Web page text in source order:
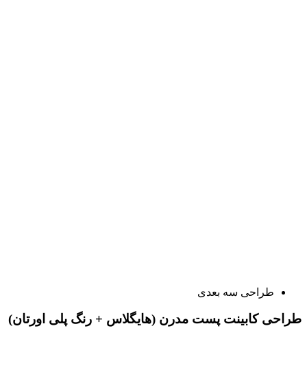
طراحی سه بعدی
طراحی کابینت پست مدرن (هایگلاس + رنگ پلی اورتان)